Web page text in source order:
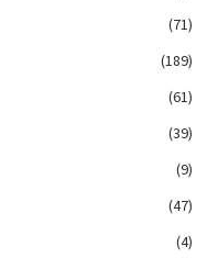
(71)
(189)
(61)
(39)
(9)
(47)
(4)